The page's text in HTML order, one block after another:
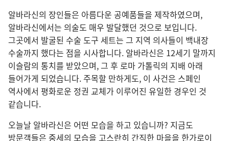
알바라신의 장인들은 아름다운 공예품들을 제작하였으며,
알바라신에서는 의술도 매우 발달했던 것으로 보입니다.
그곳에서 발굴된 수술 도구 세트는 그 지역 의사들이 백내장
수술까지 했다는 점을 시사합니다. 알바라신은 12세기 말까지
이슬람의 통치를 받았으며, 그 후 로마 가톨릭의 지배 아래
들어가게 되었습니다. 주목할 만하게도, 이 사건은 스페인
역사에서 평화로운 정권 교체가 이루어진 유일한 경우인 것
같습니다.
오늘날 알바라신은 어떤 모습을 하고 있습니까? 지금도
방문객들은 중세의 모습을 고스란히 간직한 마을을 한가로이